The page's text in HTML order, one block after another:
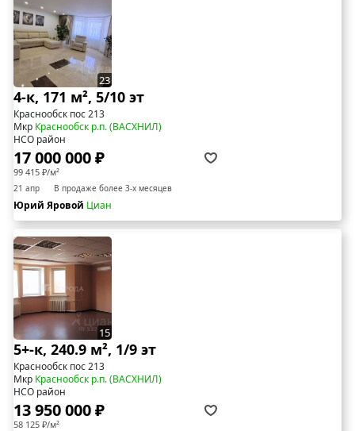
23
4-к, 171 м², 5/10 эт
Краснообск пос 213
Мкр Краснообск р.п. (ВАСХНИЛ)
НСО район
17 000 000 ₽
99 415 ₽/м²
21 апр В продаже более 3-х месяцев
Юрий Яровой Циан
15
5+-к, 240.9 м², 1/9 эт
Краснообск пос 213
Мкр Краснообск р.п. (ВАСХНИЛ)
НСО район
13 950 000 ₽
58 125 ₽/м²